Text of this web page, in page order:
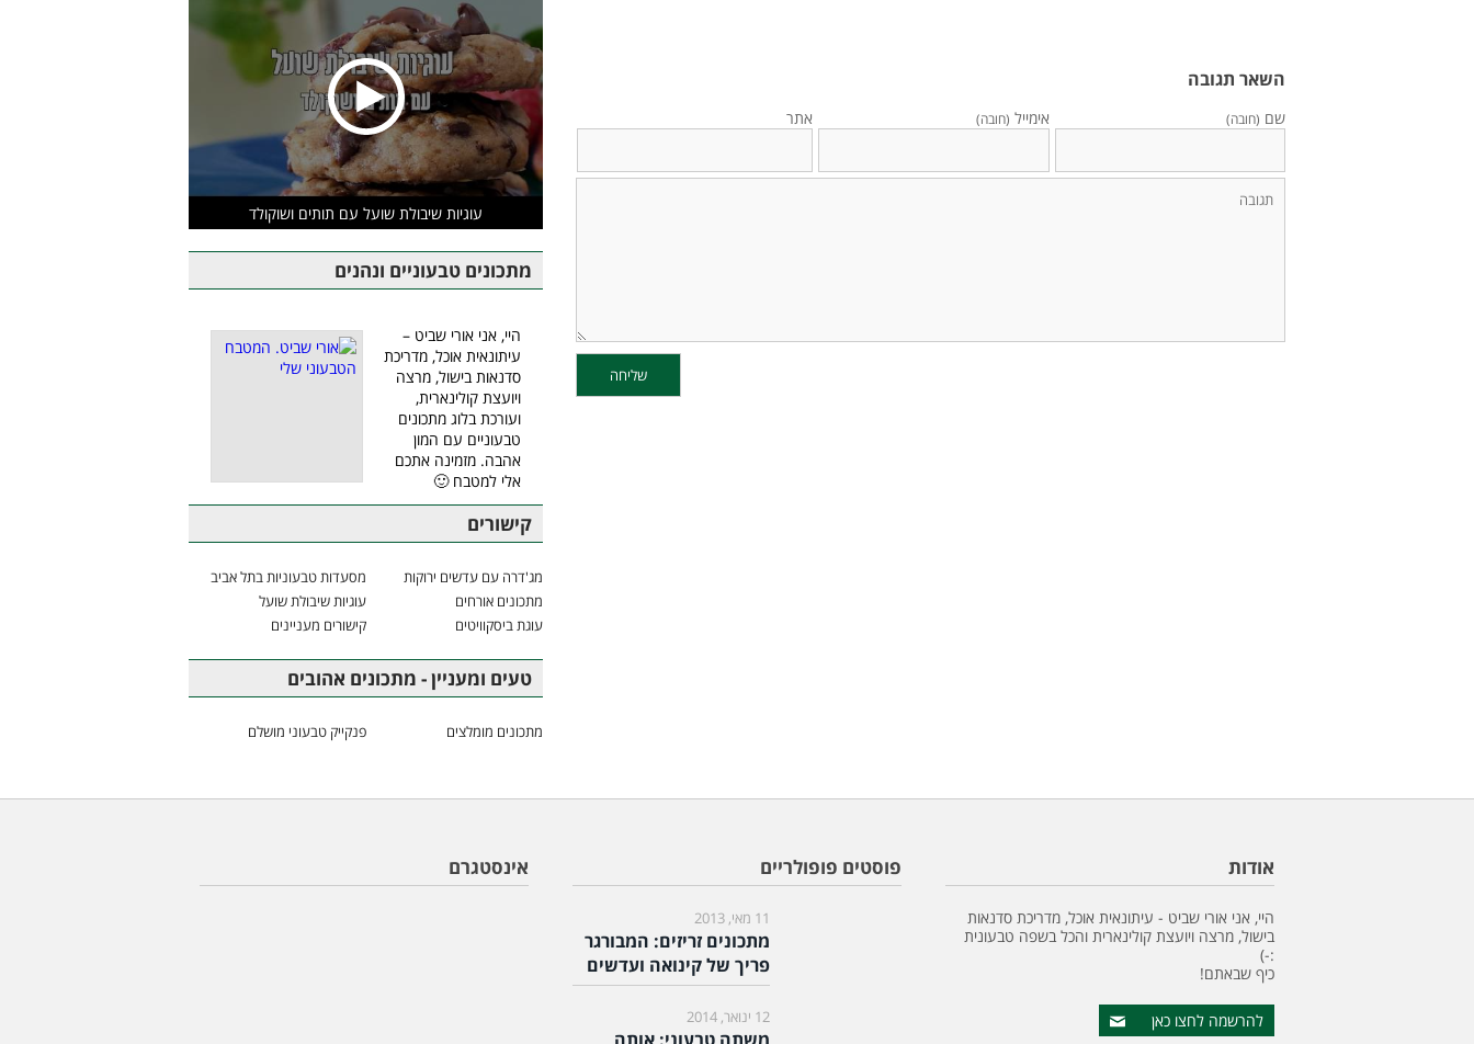
השאר תגובה
שם (חובה) אימייל (חובה) אתר
עוגיות שיבולת שועל עם תותים ושוקולד
מתכונים טבעוניים ונהנים
היי, אני אורי שביט –
עיתונאית אוכל, מדריכת
סדנאות בישול, מרצה
ויועצת קולינארית,
ועורכת בלוג מתכונים
טבעוניים עם המון
אהבה. מזמינה אתכם
אלי למטבח 🙂
קישורים
מג'דרה עם עדשים ירוקות
מסעדות טבעוניות בתל אביב
מתכונים אורחים
עוגיות שיבולת שועל
עוגת ביסקוויטים
קישורים מעניינים
טעים ומעניין - מתכונים אהובים
מתכונים מומלצים פנקייק טבעוני מושלם
אודות
היי, אני אורי שביט - עיתונאית אוכל, מדריכת סדנאות
בישול, מרצה ויועצת קולינארית והכל בשפה טבעונית
:-)
כיף שבאתם!
להרשמה לחצו כאן
פוסטים פופולריים
11 מאי, 2013
מתכונים זריזים: המבורגר
פריך של קינואה ועדשים
12 ינואר, 2014
אינסטגרם